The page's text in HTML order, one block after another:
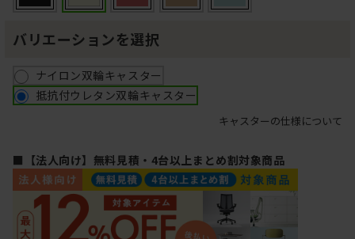
バリエーションを選択
ナイロン双輪キャスター
抵抗付ウレタン双輪キャスター
キャスターの仕様について
■【法人向け】無料見積・4台以上まとめ割対象商品